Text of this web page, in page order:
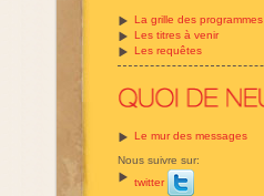
La grille des programmes
Les titres à venir
Les requêtes
Le mur des messages
Nous suivre sur:
twitter